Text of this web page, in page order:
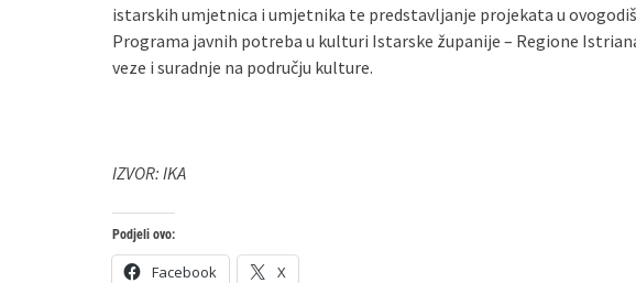
istarskih umjetnica i umjetnika te predstavljanje projekata u
Programa javnih potreba u kulturi Istarske županije – Regione
veze i suradnje na području kulture.
IZVOR: IKA
Podjeli ovo:
Facebook X